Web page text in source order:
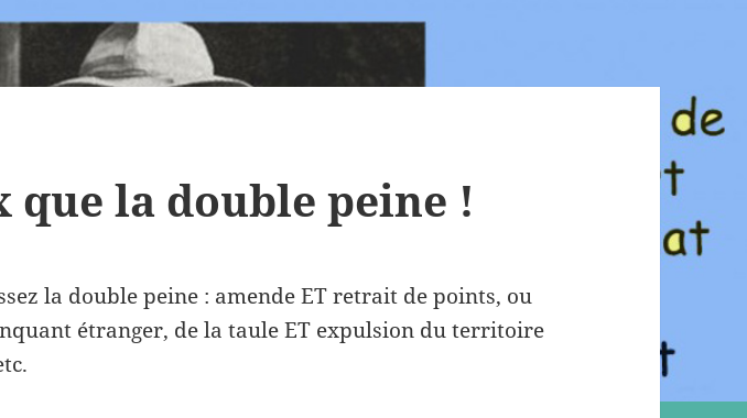
que la double peine !
la double peine : amende ET retrait de points, ou
étranger, de la taule ET expulsion du territoire